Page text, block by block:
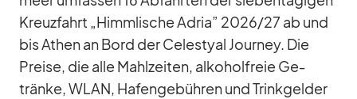
Kreuz­fahrt „Himm­li­sche Adria” 2026/​27 ab und
bis Athen an Bord der Ce­les­tyal Jour­ney. Die
Preise, die alle Mahl­zei­ten, al­ko­hol­freie Ge­
tränke, WLAN, Ha­fen­ge­büh­ren und Trink­gel­der